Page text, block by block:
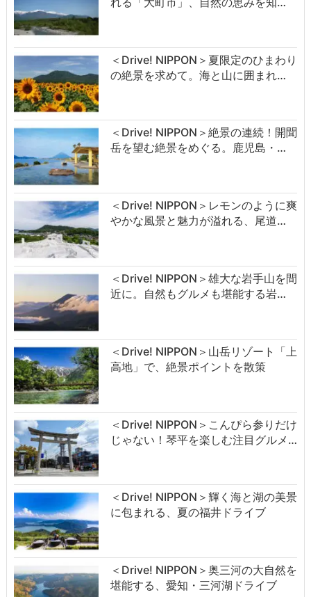
＜Drive! NIPPON＞夏限定のひまわり
の絶景を求めて。海と山に囲まれ…
＜Drive! NIPPON＞絶景の連続！開聞
岳を望む絶景をめぐる。鹿児島・…
＜Drive! NIPPON＞レモンのように爽
やかな風景と魅力が溢れる、尾道…
＜Drive! NIPPON＞雄大な岩手山を間
近に。自然もグルメも堪能する岩…
＜Drive! NIPPON＞山岳リゾート「上
高地」で、絶景ポイントを散策
＜Drive! NIPPON＞こんぴら参りだけ
じゃない！琴平を楽しむ注目グルメ…
＜Drive! NIPPON＞輝く海と湖の美景
に包まれる、夏の福井ドライブ
＜Drive! NIPPON＞奥三河の大自然を
堪能する、愛知・三河湖ドライブ